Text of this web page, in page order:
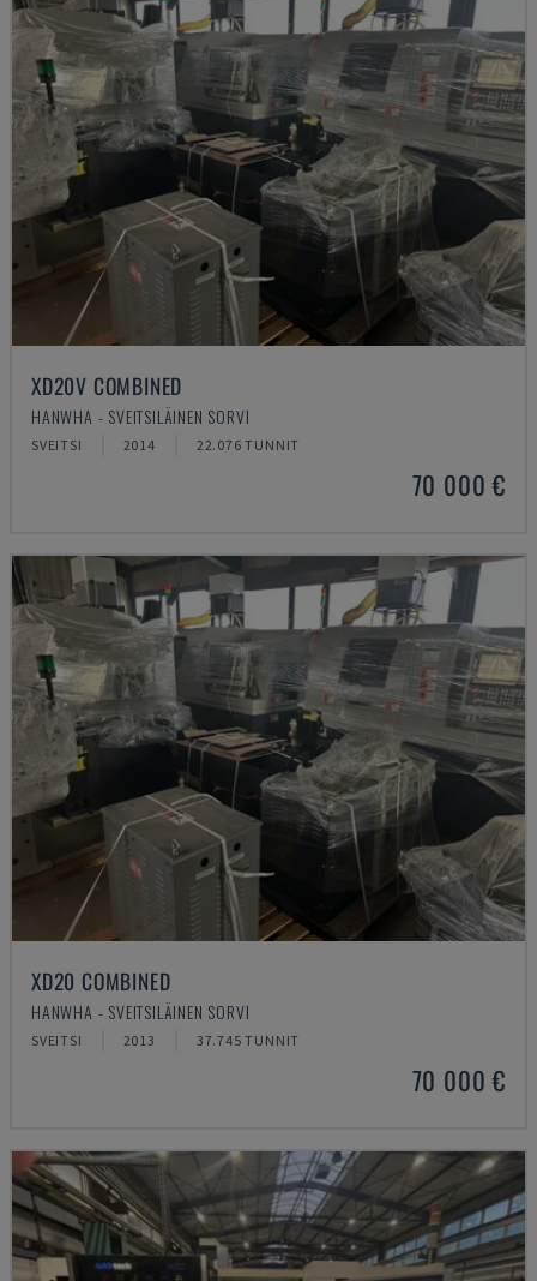
XD20V COMBINED
HANWHA - SVEITSILÄINEN SORVI
SVEITSI 2014 22.076 TUNNIT
70 000 €
XD20 COMBINED
HANWHA - SVEITSILÄINEN SORVI
SVEITSI 2013 37.745 TUNNIT
70 000 €